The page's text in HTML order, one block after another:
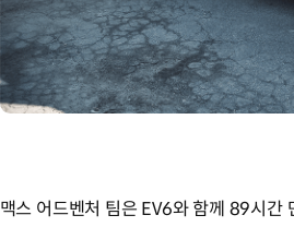
맥스 어드벤처 팀은 EV6와 함께 89시